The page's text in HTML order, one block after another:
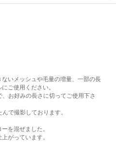
いメッシュや毛量の増量、一部の長
ご使用ください。
お好みの長さに切ってご使用下さ
で撮影しております。
を混ぜました。
がっています。